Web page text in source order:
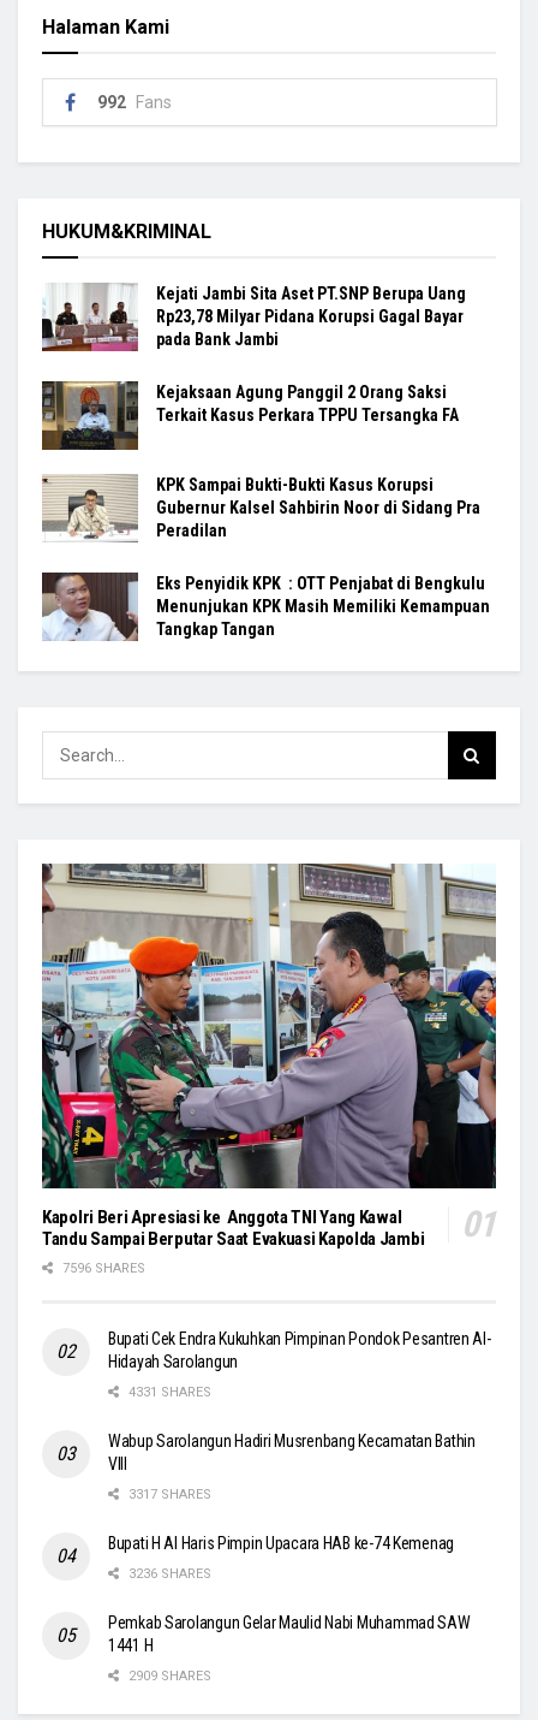
Halaman Kami
992 Fans
HUKUM&KRIMINAL
Kejati Jambi Sita Aset PT.SNP Berupa Uang
Rp23,78 Milyar Pidana Korupsi Gagal Bayar
pada Bank Jambi
Kejaksaan Agung Panggil 2 Orang Saksi
Terkait Kasus Perkara TPPU Tersangka FA
KPK Sampai Bukti-Bukti Kasus Korupsi
Gubernur Kalsel Sahbirin Noor di Sidang Pra
Peradilan
Eks Penyidik KPK : OTT Penjabat di Bengkulu
Menunjukan KPK Masih Memiliki Kemampuan
Tangkap Tangan
Kapolri Beri Apresiasi ke Anggota TNI Yang Kawal
Tandu Sampai Berputar Saat Evakuasi Kapolda Jambi
7596 SHARES
Bupati Cek Endra Kukuhkan Pimpinan Pondok Pesantren Al-
Hidayah Sarolangun
4331 SHARES
Wabup Sarolangun Hadiri Musrenbang Kecamatan Bathin
VIII
3317 SHARES
Bupati H Al Haris Pimpin Upacara HAB ke-74 Kemenag
3236 SHARES
Pemkab Sarolangun Gelar Maulid Nabi Muhammad SAW
1441 H
2909 SHARES